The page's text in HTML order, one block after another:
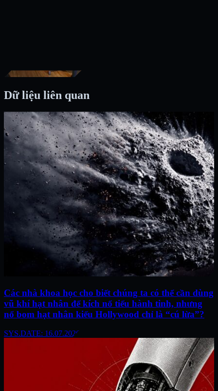
Dữ liệu liên quan
Các nhà khoa học cho biết chúng ta có thể cần dùng
vũ khí hạt nhân để kích nổ tiểu hành tinh, nhưng
nổ bom hạt nhân kiểu Hollywood chỉ là “cú lừa”?
SYS.DATE: 16.07.2026